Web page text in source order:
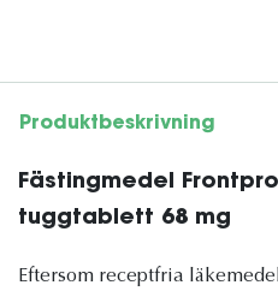
Produktbeskrivning
Fästingmedel
tuggtablett 68 mg
Eftersom receptfria